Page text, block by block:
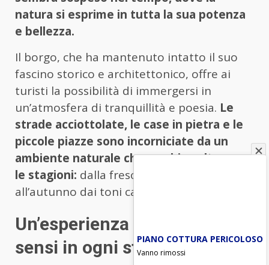
natura si esprime in tutta la sua potenza
e bellezza.
Il borgo, che ha mantenuto intatto il suo
fascino storico e architettonico, offre ai
turisti la possibilità di immergersi in
un’atmosfera di tranquillità e poesia. Le
strade acciottolate, le case in pietra e le
piccole piazze sono incorniciate da un
ambiente naturale che cambia volto con
le stagioni: dalla fresca primavera
all’autunno dai toni caldi e dorati.
Un’esperienza per tutti i
sensi in ogni stagionePIANO COTTURA PERICOLOSO
Vanno rimossi